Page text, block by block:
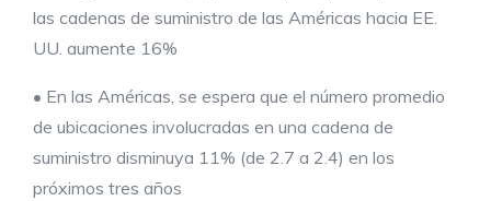
las cadenas de suministro de las Américas hacia EE.
UU. aumente 16%
• En las Américas, se espera que el número promedio
de ubicaciones involucradas en una cadena de
suministro disminuya 11% (de 2.7 a 2.4) en los
próximos tres años